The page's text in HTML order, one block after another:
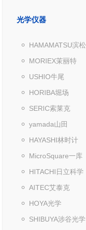
光学仪器
HAMAMATSU滨松
MORIEX茉丽特
USHIO牛尾
HORIBA堀场
SERIC索莱克
yamada山田
HAYASHI林时计
MicroSquare一库
HITACHI日立科学
AITEC艾泰克
HOYA光学
SHIBUYA涉谷光学